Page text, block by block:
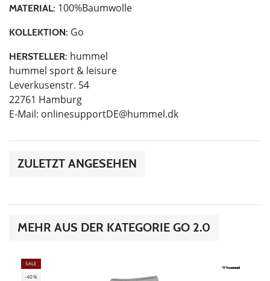
MATERIAL: 100%Baumwolle
KOLLEKTION: Go
HERSTELLER: hummel
hummel sport & leisure
Leverkusenstr. 54
22761 Hamburg
E-Mail: onlinesupportDE@hummel.dk
ZULETZT ANGESEHEN
MEHR AUS DER KATEGORIE GO 2.0
SALE
-40%